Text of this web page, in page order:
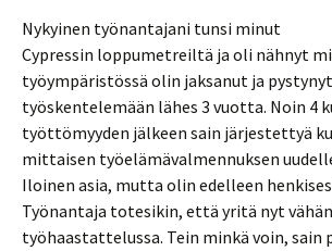
Nykyinen työnantajani tunsi minut
Cypressin loppumetreiltä ja oli nähnyt
työympäristössä olin jaksanut ja pystynyt
työskentelemään lähes 3 vuotta. Noin 4
työttömyyden jälkeen sain järjestettyä
mittaisen työelämävalmennuksen
Iloinen asia, mutta olin edelleen
Työnantaja totesikin, että yritä nyt
työhaastattelussa. Tein minkä voin, sain